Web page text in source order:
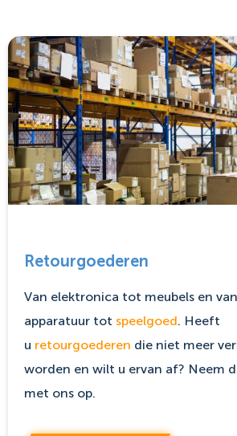
Retourgoederen
Van elektronica tot meubels en
apparatuur tot speelgoed. Heeft
u retourgoederen die niet meer
worden en wilt u ervan af? Neem
met ons op.